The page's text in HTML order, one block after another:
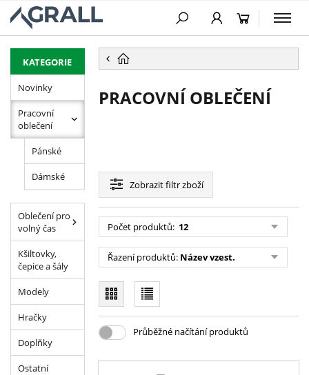
PŘESKOČIT NAVIGACI
KATEGORIE
Novinky
Pracovní
oblečení
Pánské
Dámské
Oblečení pro
volný čas
Kšiltovky,
čepice a šály
Modely
Hračky
Doplňky
Ostatní
PRACOVNÍ OBLEČENÍ
Zobrazitfiltr zboží
Počet produktů: 12
Řazení produktů: Název vzest.
Průběžné načítání produktů